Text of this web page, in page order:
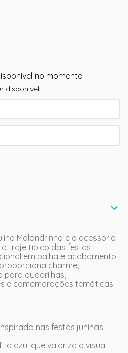
no momento
disponível
Malandrinho é o acessório
traje típico das festas
em palha e acabamento
charme,
para quadrilhas,
e comemorações temáticas.
nas festas juninas
azul que valoriza o visual